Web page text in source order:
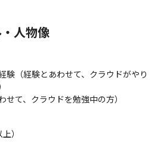
方向性はありますが、クラウドとい
後新たに作っていくことなどアイデア
際の技術部隊をつなぐ重要な役割を担
人物像
験（経験とあわせて、クラウドがやり
せて、クラウドを勉強中の方）
）